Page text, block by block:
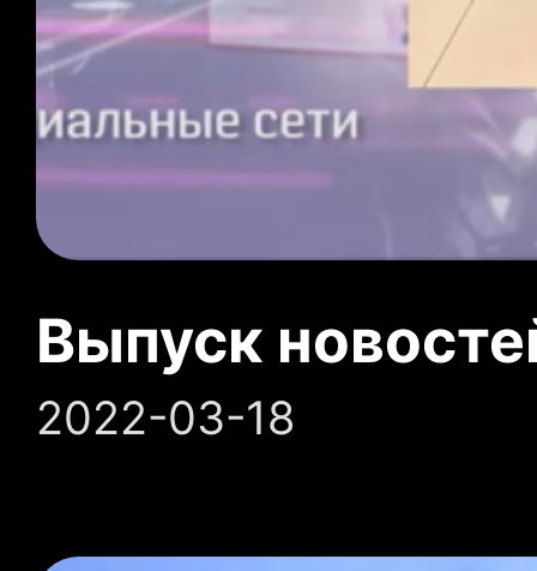
Выпуск
2022-03-18